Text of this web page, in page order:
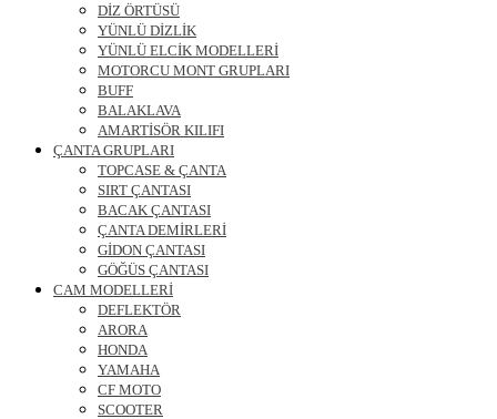
DİZ ÖRTÜSÜ
YÜNLÜ DİZLİK
YÜNLÜ ELCİK MODELLERİ
MOTORCU MONT GRUPLARI
BUFF
BALAKLAVA
AMARTİSÖR KILIFI
ÇANTA GRUPLARI
TOPCASE & ÇANTA
SIRT ÇANTASI
BACAK ÇANTASI
ÇANTA DEMİRLERİ
GİDON ÇANTASI
GÖĞÜS ÇANTASI
CAM MODELLERİ
DEFLEKTÖR
ARORA
HONDA
YAMAHA
CF MOTO
SCOOTER